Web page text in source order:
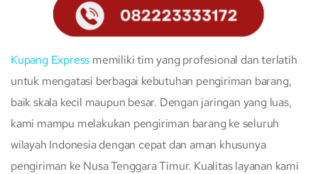
Kupang Express memiliki tim yang profesional dan terlatih
untuk mengatasi berbagai kebutuhan pengiriman barang,
baik skala kecil maupun besar. Dengan jaringan yang luas,
kami mampu melakukan pengiriman barang ke seluruh
wilayah Indonesia dengan cepat dan aman khusunya
pengiriman ke Nusa Tenggara Timur. Kualitas layanan kami